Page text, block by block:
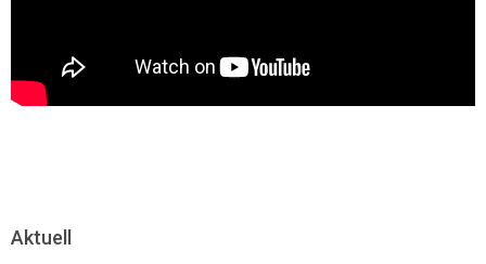
Aktuell